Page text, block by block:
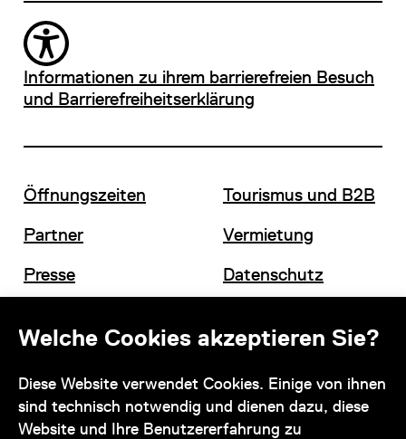
Welche Cookies akzeptieren Sie?
Diese Website verwendet Cookies. Einige von ihnen
sind technisch notwendig und dienen dazu, diese
Website und Ihre Benutzererfahrung zu
Informationen zu ihrem barrierefreien Besuch
und Barrierefreiheitserklärung
Öffnungszeiten
Partner
Presse
Tourismus und B2B
Vermietung
Datenschutz
Kontakt